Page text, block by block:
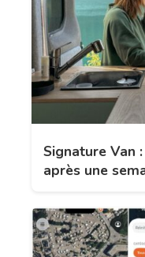
Signature Van
après une